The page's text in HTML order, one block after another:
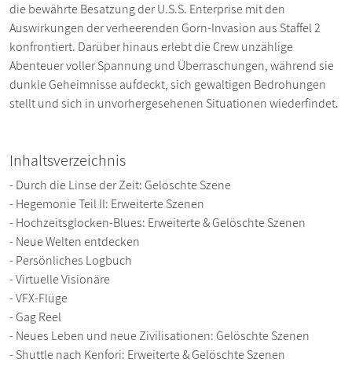
die bewährte Besatzung der U.S.S. Enterprise mit den
Auswirkungen der verheerenden Gorn-Invasion aus Staffel 2
konfrontiert. Darüber hinaus erlebt die Crew unzählige
Abenteuer voller Spannung und Überraschungen, während sie
dunkle Geheimnisse aufdeckt, sich gewaltigen Bedrohungen
stellt und sich in unvorhergesehenen Situationen wiederfindet.
Inhaltsverzeichnis
- Durch die Linse der Zeit: Gelöschte Szene
- Hegemonie Teil II: Erweiterte Szenen
- Hochzeitsglocken-Blues: Erweiterte & Gelöschte Szenen
- Neue Welten entdecken
- Persönliches Logbuch
- Virtuelle Visionäre
- VFX-Flüge
- Gag Reel
- Neues Leben und neue Zivilisationen: Gelöschte Szenen
- Shuttle nach Kenfori: Erweiterte & Gelöschte Szenen